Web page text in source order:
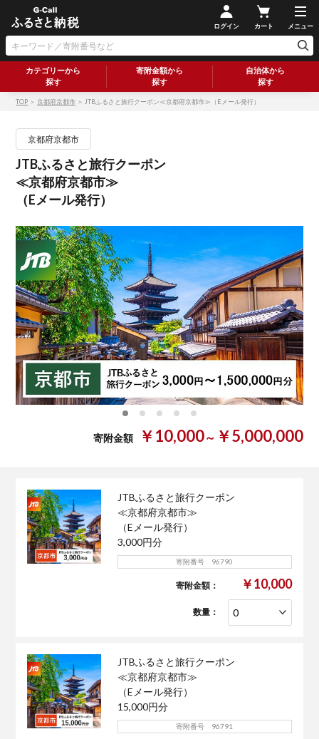
ログイン カート メニュー
カテゴリーから
探す
寄附金額から
探す
自治体から
探す
TOP ＞京都府京都市 ＞ JTBふるさと旅行クーポン≪京都府京都市≫（Eメール発行）
京都府京都市
JTBふるさと旅行クーポン
≪京都府京都市≫
（Eメール発行）
寄附金額 ￥10,000～ ￥5,000,000
JTBふるさと旅行クーポン
≪京都府京都市≫
（Eメール発行）
3,000円分
寄附番号 96790
寄附金額： ￥10,000
数量：
JTBふるさと旅行クーポン
≪京都府京都市≫
（Eメール発行）
15,000円分
寄附番号 96791